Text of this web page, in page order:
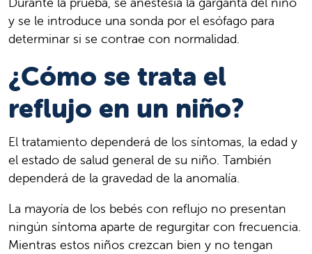
y se le introduce una sonda por el esófago para
determinar si se contrae con normalidad.
¿Cómo se trata el
reflujo en un niño?
El tratamiento dependerá de los síntomas, la edad y
el estado de salud general de su niño. También
dependerá de la gravedad de la anomalía.
La mayoría de los bebés con reflujo no presentan
ningún síntoma aparte de regurgitar con frecuencia.
Mientras estos niños crezcan bien y no tengan